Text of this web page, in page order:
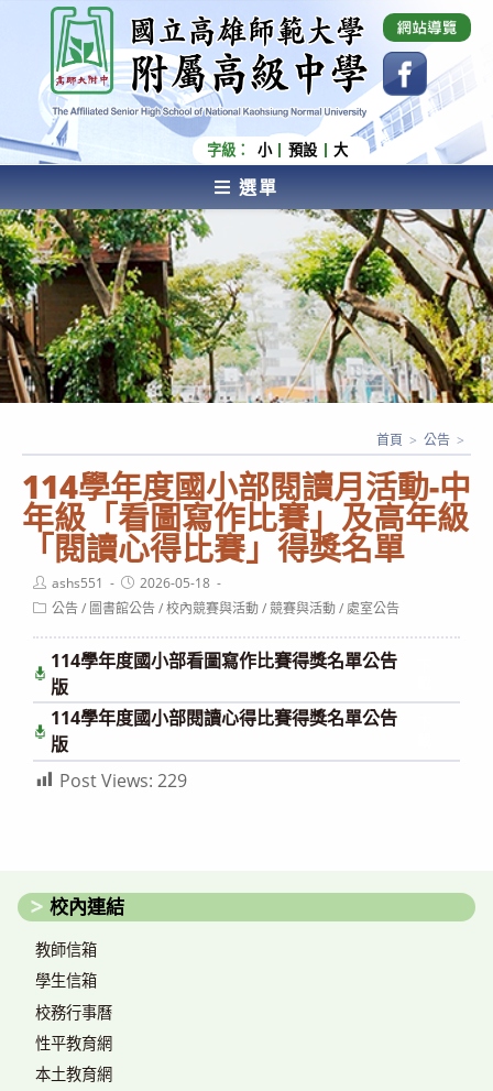
內
容
國立高雄師範大學附屬高級中學 Affiliated Senior
High School of National Kaohsiung Normal
University
字級： 小 預設 大
選單
AFFILIATED SENIOR HIGH SCHOOL OF NATIONAL
KAOHSIUNG NORMAL UNIVERSITY
114學年度國小部閱讀月活動-中
年級「看圖寫作比賽」及高年級
「閱讀心得比賽」得獎名單
首頁 > 公告 >
Post
author:
ashs551
Post
published:
2026-05-18
Post公告/ 圖書館公告/校內競賽與活動/競賽與活動/處室公告
114學年度國小部看圖寫作比賽得獎名單公告
版
114學年度國小部閱讀心得比賽得獎名單公告
版
Post Views: 229
校內連結
教師信箱
學生信箱
校務行事曆
性平教育網
本土教育網